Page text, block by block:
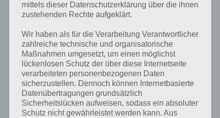
Child-Modus für Android
Child-Modus App im Google Play Store(kostenlos)
mittels dieser Datenschutzerklärung über die ihnen
zustehenden Rechte aufgeklärt.
Wir haben als für die Verarbeitung Verantwortlicher
zahlreiche technische und organisatorische
Maßnahmen umgesetzt, um einen möglichst
lückenlosen Schutz der über diese Internetseite
verarbeiteten personenbezogenen Daten
sicherzustellen. Dennoch können Internetbasierte
Datenübertragungen grundsätzlich
Sicherheitslücken aufweisen, sodass ein absoluter
Schutz nicht gewährleistet werden kann. Aus